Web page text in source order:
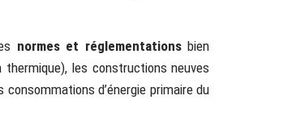
normes et réglementationsbien
les constructions neuves
d’énergie primaire du